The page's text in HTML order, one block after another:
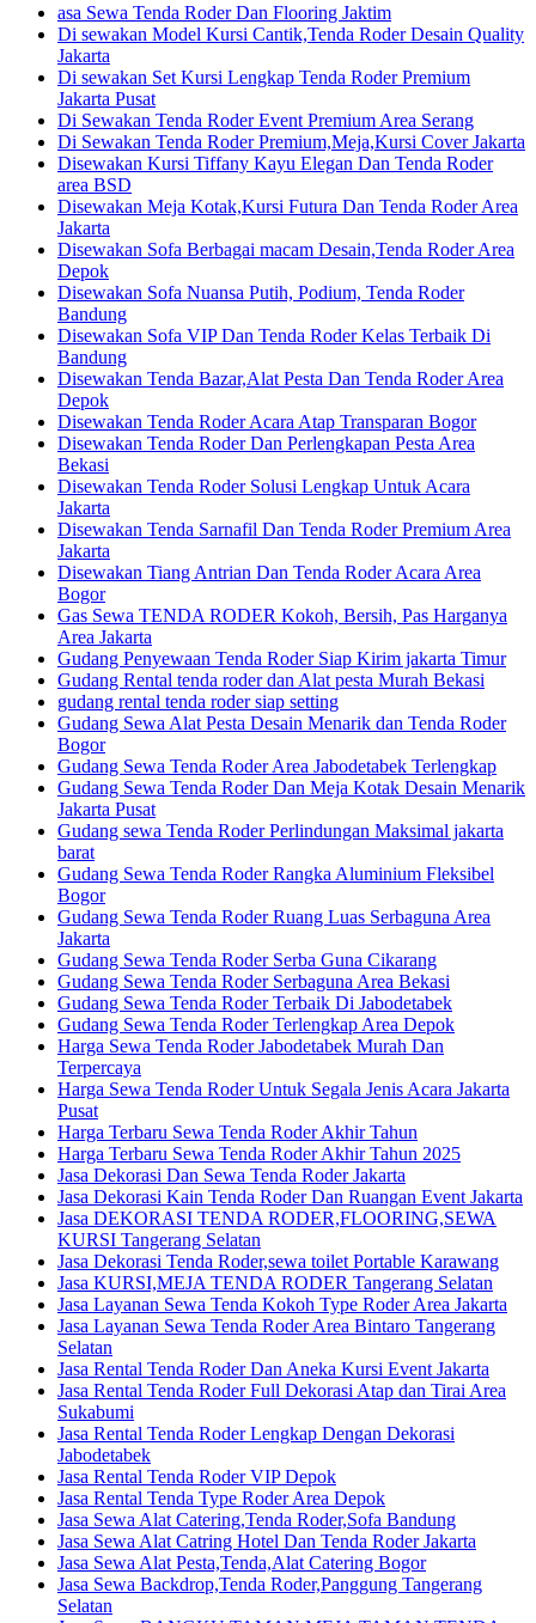
asa Sewa Tenda Roder Dan Flooring Jaktim
Di sewakan Model Kursi Cantik,Tenda Roder Desain Quality
Jakarta
Di sewakan Set Kursi Lengkap Tenda Roder Premium
Jakarta Pusat
Di Sewakan Tenda Roder Event Premium Area Serang
Di Sewakan Tenda Roder Premium,Meja,Kursi Cover Jakarta
Disewakan Kursi Tiffany Kayu Elegan Dan Tenda Roder
area BSD
Disewakan Meja Kotak,Kursi Futura Dan Tenda Roder Area
Jakarta
Disewakan Sofa Berbagai macam Desain,Tenda Roder Area
Depok
Disewakan Sofa Nuansa Putih, Podium, Tenda Roder
Bandung
Disewakan Sofa VIP Dan Tenda Roder Kelas Terbaik Di
Bandung
Disewakan Tenda Bazar,Alat Pesta Dan Tenda Roder Area
Depok
Disewakan Tenda Roder Acara Atap Transparan Bogor
Disewakan Tenda Roder Dan Perlengkapan Pesta Area
Bekasi
Disewakan Tenda Roder Solusi Lengkap Untuk Acara
Jakarta
Disewakan Tenda Sarnafil Dan Tenda Roder Premium Area
Jakarta
Disewakan Tiang Antrian Dan Tenda Roder Acara Area
Bogor
Gas Sewa TENDA RODER Kokoh, Bersih, Pas Harganya
Area Jakarta
Gudang Penyewaan Tenda Roder Siap Kirim jakarta Timur
Gudang Rental tenda roder dan Alat pesta Murah Bekasi
gudang rental tenda roder siap setting
Gudang Sewa Alat Pesta Desain Menarik dan Tenda Roder
Bogor
Gudang Sewa Tenda Roder Area Jabodetabek Terlengkap
Gudang Sewa Tenda Roder Dan Meja Kotak Desain Menarik
Jakarta Pusat
Gudang sewa Tenda Roder Perlindungan Maksimal jakarta
barat
Gudang Sewa Tenda Roder Rangka Aluminium Fleksibel
Bogor
Gudang Sewa Tenda Roder Ruang Luas Serbaguna Area
Jakarta
Gudang Sewa Tenda Roder Serba Guna Cikarang
Gudang Sewa Tenda Roder Serbaguna Area Bekasi
Gudang Sewa Tenda Roder Terbaik Di Jabodetabek
Gudang Sewa Tenda Roder Terlengkap Area Depok
Harga Sewa Tenda Roder Jabodetabek Murah Dan
Terpercaya
Harga Sewa Tenda Roder Untuk Segala Jenis Acara Jakarta
Pusat
Harga Terbaru Sewa Tenda Roder Akhir Tahun
Harga Terbaru Sewa Tenda Roder Akhir Tahun 2025
Jasa Dekorasi Dan Sewa Tenda Roder Jakarta
Jasa Dekorasi Kain Tenda Roder Dan Ruangan Event Jakarta
Jasa DEKORASI TENDA RODER,FLOORING,SEWA
KURSI Tangerang Selatan
Jasa Dekorasi Tenda Roder,sewa toilet Portable Karawang
Jasa KURSI,MEJA TENDA RODER Tangerang Selatan
Jasa Layanan Sewa Tenda Kokoh Type Roder Area Jakarta
Jasa Layanan Sewa Tenda Roder Area Bintaro Tangerang
Selatan
Jasa Rental Tenda Roder Dan Aneka Kursi Event Jakarta
Jasa Rental Tenda Roder Full Dekorasi Atap dan Tirai Area
Sukabumi
Jasa Rental Tenda Roder Lengkap Dengan Dekorasi
Jabodetabek
Jasa Rental Tenda Roder VIP Depok
Jasa Rental Tenda Type Roder Area Depok
Jasa Sewa Alat Catering,Tenda Roder,Sofa Bandung
Jasa Sewa Alat Catring Hotel Dan Tenda Roder Jakarta
Jasa Sewa Alat Pesta,Tenda,Alat Catering Bogor
Jasa Sewa Backdrop,Tenda Roder,Panggung Tangerang
Selatan